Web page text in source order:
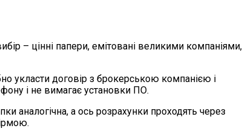
– цінні папери, емітовані великими компаніями,
укласти договір з брокерською компанією і
і не вимагає установки ПО.
аналогічна, а ось розрахунки проходять через